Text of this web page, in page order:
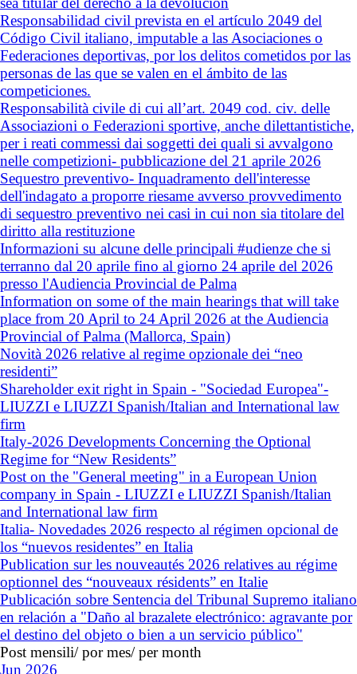
Responsabilidad civil prevista en el artículo 2049 del
Código Civil italiano, imputable a las Asociaciones o
Federaciones deportivas, por los delitos cometidos por las
personas de las que se valen en el ámbito de las
competiciones.
Responsabilità civile di cui all’art. 2049 cod. civ. delle
Associazioni o Federazioni sportive, anche dilettantistiche,
per i reati commessi dai soggetti dei quali si avvalgono
nelle competizioni- pubblicazione del 21 aprile 2026
Sequestro preventivo- Inquadramento dell'interesse
dell'indagato a proporre riesame avverso provvedimento
di sequestro preventivo nei casi in cui non sia titolare del
diritto alla restituzione
Informazioni su alcune delle principali #udienze che si
terranno dal 20 aprile fino al giorno 24 aprile del 2026
presso l'Audiencia Provincial de Palma
Information on some of the main hearings that will take
place from 20 April to 24 April 2026 at the Audiencia
Provincial of Palma (Mallorca, Spain)
Novità 2026 relative al regime opzionale dei “neo
residenti”
Shareholder exit right in Spain - "Sociedad Europea"-
LIUZZI e LIUZZI Spanish/Italian and International law
firm
Italy-2026 Developments Concerning the Optional
Regime for “New Residents”
Post on the "General meeting" in a European Union
company in Spain - LIUZZI e LIUZZI Spanish/Italian
and International law firm
Italia- Novedades 2026 respecto al régimen opcional de
los “nuevos residentes” en Italia
Publication sur les nouveautés 2026 relatives au régime
optionnel des “nouveaux résidents” en Italie
Publicación sobre Sentencia del Tribunal Supremo italiano
en relación a "Daño al brazalete electrónico: agravante por
el destino del objeto o bien a un servicio público"
Post mensili/ por mes/ per month
Jun 2026